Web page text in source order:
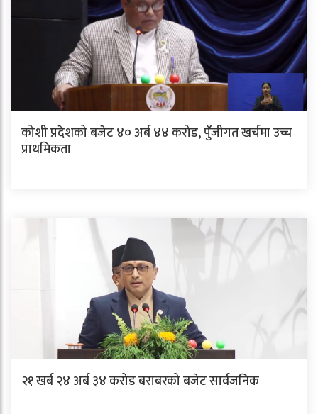
कोशी प्रदेशको बजेट ४० अर्ब ४४ करोड, पुँजीगत खर्चमा उच्च
प्राथमिकता
२१ खर्ब २४ अर्ब ३४ करोड बराबरको बजेट सार्वजनिक